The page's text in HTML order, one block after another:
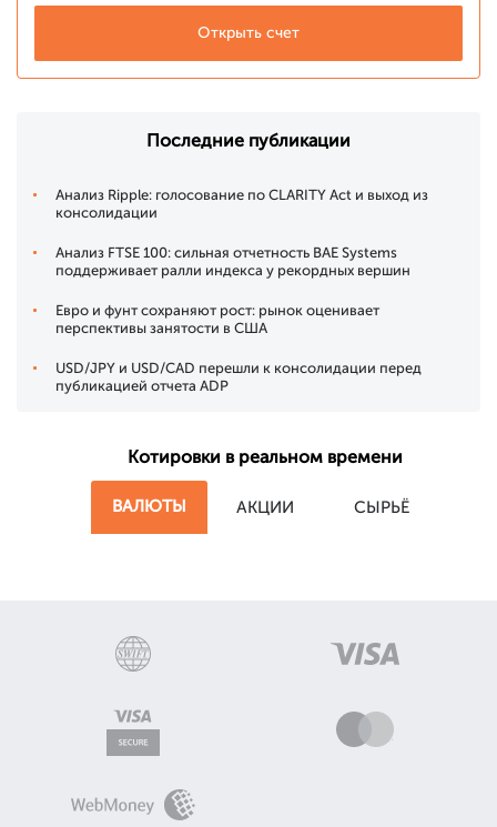
Открыть счет
Последние публикации
Анализ Ripple: голосование по CLARITY Act и выход из
консолидации
Анализ FTSE 100: сильная отчетность BAE Systems
поддерживает ралли индекса у рекордных вершин
Евро и фунт сохраняют рост: рынок оценивает
перспективы занятости в США
USD/JPY и USD/CAD перешли к консолидации перед
публикацией отчета ADP
Котировки в реальном времени
ВАЛЮТЫ АКЦИИ СЫРЬЁ